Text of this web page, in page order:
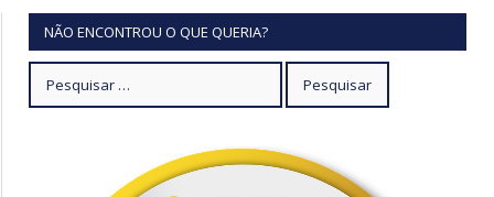
NÃO ENCONTROU O QUE QUERIA?